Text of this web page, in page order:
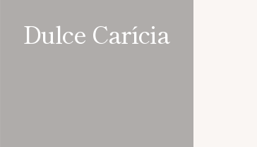
Dulce Carícia